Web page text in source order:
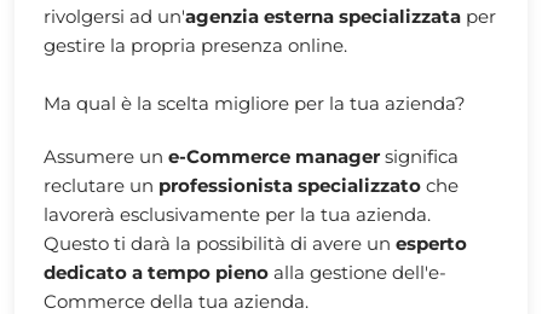
rivolgersi ad un'agenzia esterna specializzata per
gestire la propria presenza online.
Ma qual è la scelta migliore per la tua azienda?
Assumere un e-Commerce manager significa
reclutare un professionista specializzato che
lavorerà esclusivamente per la tua azienda.
Questo ti darà la possibilità di avere un esperto
dedicato a tempo pieno alla gestione dell'e-
Commerce della tua azienda.